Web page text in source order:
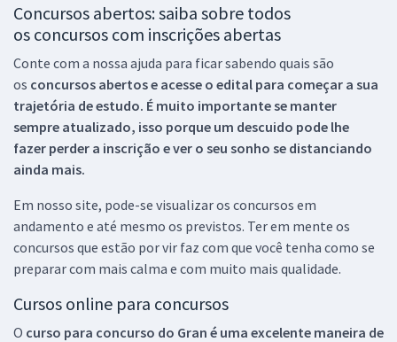
Concursos abertos: saiba sobre todos
os concursos com inscrições abertas
Conte com a nossa ajuda para ficar sabendo quais são
os concursos abertos e acesse o edital para começar a sua
trajetória de estudo. É muito importante se manter
sempre atualizado, isso porque um descuido pode lhe
fazer perder a inscrição e ver o seu sonho se distanciando
ainda mais.
Em nosso site, pode-se visualizar os concursos em
andamento e até mesmo os previstos. Ter em mente os
concursos que estão por vir faz com que você tenha como se
preparar com mais calma e com muito mais qualidade.
Cursos online para concursos
O curso para concurso do Gran é uma excelente maneira de